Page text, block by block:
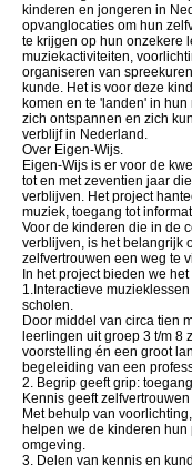
kinderen en jongeren in
opvanglocaties om hun
te krijgen op hun onzekere
muziekactiviteiten,
organiseren van
kunde. Het is voor deze
komen en te 'landen' in
zich ontspannen en zich
verblijf in Nederland.
Over Eigen-Wijs.
Eigen-Wijs is er voor de
tot en met zeventien jaar
verblijven. Het project
muziek, toegang tot
Voor de kinderen die in de
verblijven, is het belangrijk
zelfvertrouwen een weg te
In het project bieden we het
1.Interactieve
scholen.
Door middel van circa tien
leerlingen uit groep 3 t/m 8
voorstelling én een groot
begeleiding van een
2. Begrip geeft grip:
Kennis geeft
Met behulp van
helpen we de kinderen
omgeving.
3. Delen van kennis en